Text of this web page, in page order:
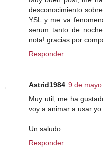
desconocimiento
YSL y me va
serum tanto de
nota! gracias por
Responder
Astrid1984 9 de
Muy util, me ha
voy a animar a usar
Un saludo
Responder